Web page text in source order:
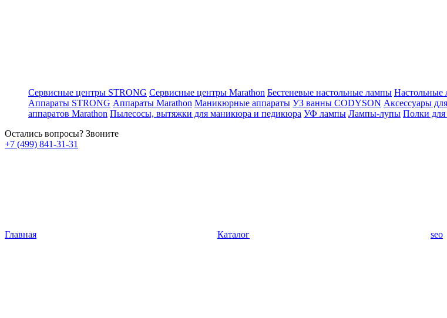
Сервисные центры STRONG Сервисные центры Marathon Бестеневые настольные лампы Настольные
Аппараты STRONG Аппараты Marathon Маникюрные аппараты УЗ ванны CODYSON Аксессуары
аппаратов Marathon Пылесосы, вытяжки для маникюра и педикюра УФ лампы Лампы-лупы Полки
Остались вопросы? Звоните
+7 (499) 841-31-31
Главная Каталог seo